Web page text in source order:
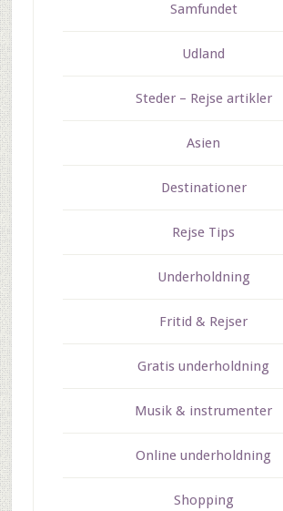
Samfundet
Udland
Steder – Rejse artikler
Asien
Destinationer
Rejse Tips
Underholdning
Fritid & Rejser
Gratis underholdning
Musik & instrumenter
Online underholdning
Shopping